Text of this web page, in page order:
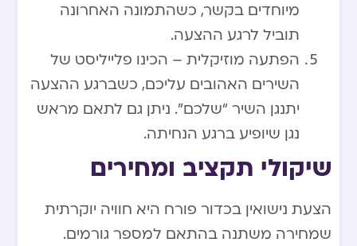
מיוחדים בקשר, כשהתמונה האחרונה
תוביל לרגע ההצעה.
הפתעה מוזיקלית – הכינו פלייליסט של
השירים האהובים עליכם, כשברגע ההצעה
יתנגן השיר “שלכם”. ניתן גם לתאם מראש
נגן שיופיע ברגע הנחיתה.
שיקולי תקציב ומחירים
הצעת נישואין בכדור פורח היא חוויה יוקרתית
שמחירה משתנה בהתאם למספר גורמים.